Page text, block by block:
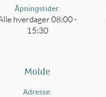
Åpningstider:
hverdager 08:00 -
15:30
Molde
Adresse: